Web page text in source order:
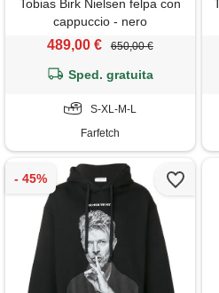
Tobias Birk Nielsen felpa con
cappuccio - nero
489,00 € 650,00 €
Sped. gratuita
S-XL-M-L
Farfetch